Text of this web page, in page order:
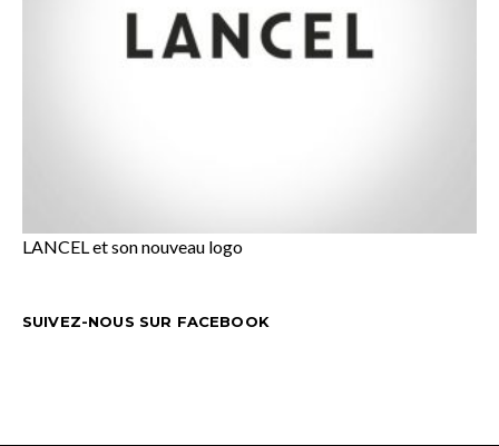
LANCEL et son nouveau logo
SUIVEZ-NOUS SUR FACEBOOK